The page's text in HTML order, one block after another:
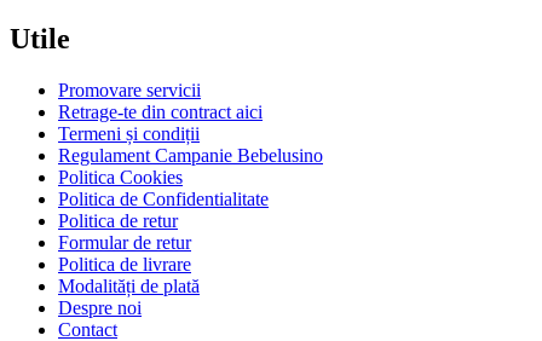
Utile
Promovare servicii
Retrage-te din contract aici
Termeni și condiții
Regulament Campanie Bebelusino
Politica Cookies
Politica de Confidentialitate
Politica de retur
Formular de retur
Politica de livrare
Modalități de plată
Despre noi
Contact